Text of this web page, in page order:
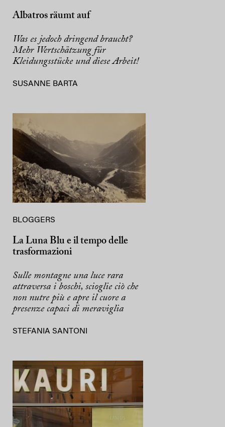
Albatros räumt auf
Was es jedoch dringend braucht?
Mehr Wertschätzung für
Kleidungsstücke und diese Arbeit!
SUSANNE BARTA
BLOGGERS
La Luna Blu e il tempo delle
trasformazioni
Sulle montagne una luce rara
attraversa i boschi, scioglie ciò che
non nutre più e apre il cuore a
presenze capaci di meraviglia
STEFANIA SANTONI